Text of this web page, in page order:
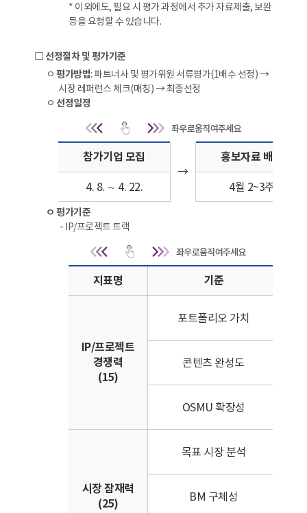
* 이외에도, 필요 시 평가 과정에서 추가 자료제출, 보완
등을 요청할 수 있습니다.
□ 선정절차 및 평가기준
ㅇ 평가방법: 파트너사 및 평가위원 서류평가(1배수 선정) →
시장 레퍼런스 체크(매칭) → 최종선정
ㅇ 선정일정
선정절차 및 평가기준 |
참가기업 모집
→
홍보자료 배포
4. 8. ∼ 4. 22. 4월 2~3주
ㅇ 평가기준
- IP/프로젝트 트랙
IP/프로젝트 트랙 | 지표
지표명 기준
IP/프로젝트
경쟁력
(15)
포트폴리오 가치
콘텐츠 완성도
OSMU 확장성
시장 잠재력
(25)
목표 시장 분석
BM 구체성